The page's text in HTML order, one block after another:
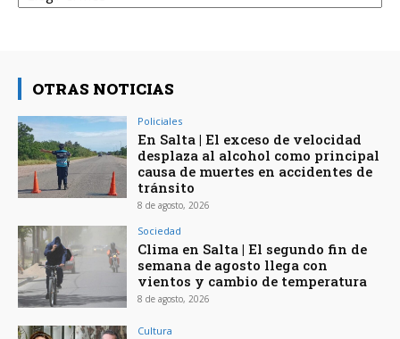
OTRAS NOTICIAS
Policiales
En Salta | El exceso de velocidad
desplaza al alcohol como principal
causa de muertes en accidentes de
tránsito
8 de agosto, 2026
Sociedad
Clima en Salta | El segundo fin de
semana de agosto llega con
vientos y cambio de temperatura
8 de agosto, 2026
Cultura